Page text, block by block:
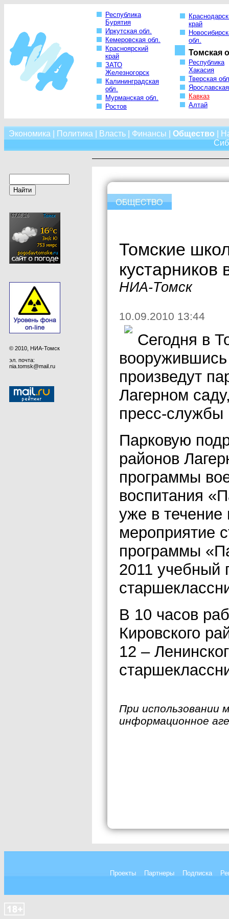
Республика
Бурятия
Иркутская обл.
Кемеровская обл.
Красноярский
край
ЗАТО
Железногорск
Калининградская
обл.
Мурманская обл.
Ростов
край
обл.
Томская
Республика
Хакасия
Тверская
Кавказ
Алтай
Экономика Политика Власть| Финансы Общество
© 2010, НИА-Томск
эл. почта:
nia.tomsk@mail.ru
Томские
кустарников
НИА-Томск
10.09.2010 13:44
Сегодня в
произведут
Лагерном
пресс-службы
Парковую
районов
программы
воспитания
уже в течение
мероприятие
программы
2011 учебный
В 10 часов
Кировского
12 –
При использовании
информационное
Проекты Партнеры Подписка